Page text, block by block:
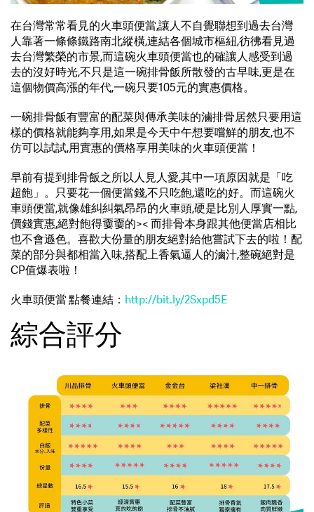
在台灣常常看見的火車頭便當,讓人不自覺聯想到過去台灣
人靠著一條條鐵路南北縱橫,連結各個城市樞紐,彷彿看見過
去台灣繁榮的市景,而這碗火車頭便當也的確讓人感受到過
去的沒好時光,不只是這一碗排骨飯所散發的古早味,更是在
這個物價高漲的年代,一碗只要105元的實惠價格。
一碗排骨飯有豐富的配菜與傳承美味的滷排骨居然只要用這
樣的價格就能夠享用,如果是今天中午想要嚐鮮的朋友,也不
仿可以試試,用實惠的價格享用美味的火車頭便當！
早前有提到排骨飯之所以人見人愛,其中一項原因就是「吃
超飽」。只要花一個便當錢,不只吃飽,還吃的好。而這碗火
車頭便當,就像雄糾糾氣昂昂的火車頭,硬是比別人厚實一點,
價錢實惠,絕對飽得嫑嫑的>< 而排骨本身跟其他便當店相比
也不會遜色。喜歡大份量的朋友絕對給他嘗試下去的啦！配
菜的部分與都相當入味,搭配上香氣逼人的滷汁,整碗絕對是
CP值爆表啦！
火車頭便當 點餐連結： http://bit.ly/2Sxpd5E
綜合評分